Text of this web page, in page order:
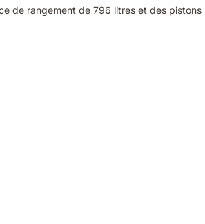
de rangement de 796 litres et des